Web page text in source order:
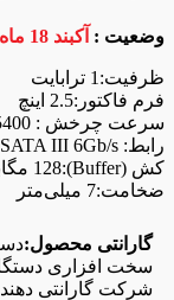
وضعیت : آکبند 18 ماه گارانتی ماتریس
ظرفیت:1 ترابایت
فرم فاکتور:2.5 اینچ
سرعت چرخش : 5400 RPM
رابط: SATA III 6Gb/s
کش (Buffer):128 مگابایت
ضخامت:7 میلی‌متر
گارانتی محصول:
سخت افزاری
شرکت گارانتی